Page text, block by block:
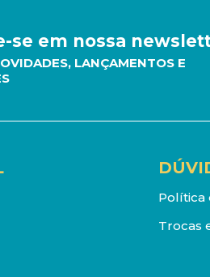
se em nossa
LANÇAMENTOS E
Política
Trocas